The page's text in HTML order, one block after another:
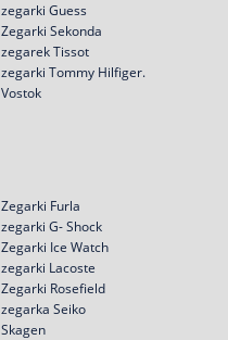
zegarki Guess
Zegarki Sekonda
zegarek Tissot
zegarki Tommy Hilfiger.
Vostok
Zegarki Furla
zegarki G- Shock
Zegarki Ice Watch
zegarki Lacoste
Zegarki Rosefield
zegarka Seiko
Skagen